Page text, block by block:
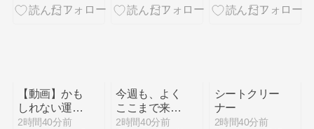
弾」を公開！
ルコートプラ
【動画】かも
しれない運
転、限界突破
2時間40分前
今週も、よく
ここまで来ら
れましたね
2時間40分前
シートクリー
ナー
2時間40分前